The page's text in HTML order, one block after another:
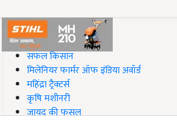
#Top on Krishi Jagran
सफल किसान
मिलेनियर फार्मर ऑफ इंडिया अवॉर्ड
महिंद्रा ट्रैक्टर्स
कृषि मशीनरी
जायद की फसल